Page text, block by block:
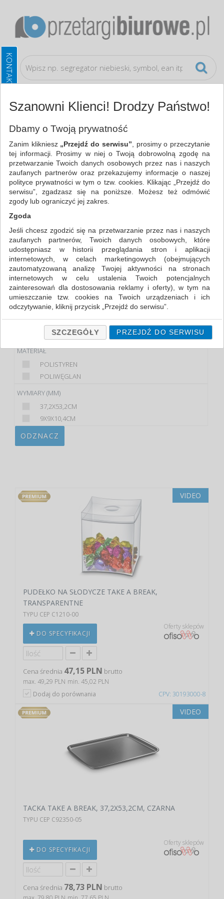
Wyposażenie biura Take a break
WSZYSTKIE KATEGORIE
NAJCHĘTNIEJ WYBIERANE
WYPOSAŻENIE BIURA
TAKE A BREAK (2)
FILTRY
PRODUKT
PUDEŁKO
TACKA
KOLOR
CZARNY
TRANSPARENTNY
MATERIAŁ
POLISTYREN
POLIWĘGLAN
WYMIARY (MM)
37,2X53,2CM
9X9X10,4CM
ODZNACZ
CPV: 30193000-8
VIDEO
PUDEŁKO NA SŁODYCZE TAKE A BREAK,
TRANSPARENTNE
TYPU CEP C1210-00
DO SPECYFIKACJI
Oferty sklepów
Cena średnia 47,15 PLN brutto
max. 49,29 PLN min. 45,02 PLN
Dodaj do porównania
VIDEO
TACKA TAKE A BREAK, 37,2X53,2CM, CZARNA
TYPU CEP C92350-05
DO SPECYFIKACJI
Oferty sklepów
Cena średnia 78,73 PLN brutto
Szanowni Klienci! Drodzy Państwo!
Dbamy o Twoją prywatność
Zanim klikniesz „Przejdź do serwisu” , prosimy o przeczytanie
tej informacji. Prosimy w niej o Twoją dobrowolną zgodę na
przetwarzanie Twoich danych osobowych przez nas i naszych
zaufanych partnerów oraz przekazujemy informacje o naszej
polityce prywatności w tym o tzw. cookies. Klikając „Przejdź do
serwisu”, zgadzasz się na poniższe. Możesz też odmówić
zgody lub ograniczyć jej zakres.
Zgoda
Jeśli chcesz zgodzić się na przetwarzanie przez nas i naszych
zaufanych partnerów, Twoich danych osobowych, które
udostępniasz w historii przeglądania stron i aplikacji
internetowych, w celach marketingowych (obejmujących
zautomatyzowaną analizę Twojej aktywności na stronach
internetowych w celu ustalenia Twoich potencjalnych
zainteresowań dla dostosowania reklamy i oferty), w tym na
umieszczanie tzw. cookies na Twoich urządzeniach i ich
odczytywanie, kliknij przycisk „Przejdź do serwisu”.
Jeśli nie chcesz wyrazić zgody lub ograniczyć jej zakres, kliknij
„Szczegóły”, gdzie znajdziesz wszelkie informacje o tym jak to
zrobić . Te same informacje znajdziesz także na podstronie z
naszą polityką prywatności obowiązującą od 25 maja 2018.
W przypadku użytkowników zalogowanych, ważna jest Państwa
wcześniejsza zgoda której udzieliliście podczas zakładania
konta. Każda Państwa zgoda jest dobrowolna i można ją w
dowolnym momencie wycofać.
Polityka prywatności (rozwiń)
Klauzula Informacyjna (rozwiń)
Lista Zaufanych Partnerów (rozwiń)
SZCZEGÓŁY PRZEJDŹ DO SERWISU